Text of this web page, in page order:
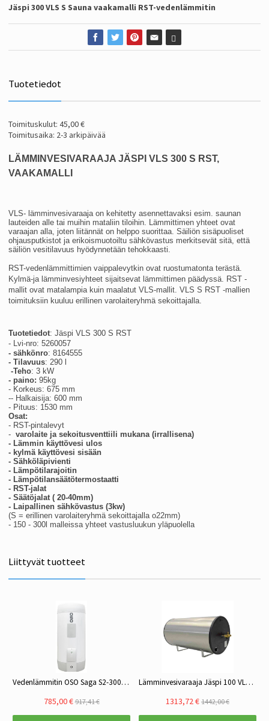
Jäspi 300 VLS S Sauna vaakamalli RST-vedenlämmitin
Tuotetiedot
Toimituskulut: 45,00 €
Toimitusaika: 2-3 arkipäivää
LÄMMINVESIVARAAJA JÄSPI VLS 300 S RST,
VAAKAMALLI
VLS- lämminvesivaraaja on kehitetty asennettavaksi esim. saunan
lauteiden alle tai muihin mataliin tiloihin. Lämmittimen yhteet ovat
varaajan alla, joten liitännät on helppo suorittaa. Säiliön sisäpuoliset
ohjausputkistot ja erikoismuotoiltu sähkövastus merkitsevät sitä, että
säiliön vesitilavuus hyödynnetään tehokkaasti.
RST-vedenlämmittimien vaippalevytkin ovat ruostumatonta terästä.
Kylmä-ja lämminvesiyhteet sijaitsevat lämmittimen päädyssä. RST -
mallit ovat matalampia kuin maalatut VLS-mallit. VLS S RST -mallien
toimituksiin kuuluu erillinen varolaiteryhmä sekoittajalla.
Tuotetiedot: Jäspi VLS 300 S RST
- Lvi-nro: 5260057
- sähkönro: 8164555
- Tilavuus: 290 l
-Teho: 3 kW
- paino: 95kg
- Korkeus: 675 mm
-- Halkaisija: 600 mm
- Pituus: 1530 mm
Osat:
- RST-pintalevyt
- varolaite ja sekoitusventtiili mukana (irrallisena)
- Lämmin käyttövesi ulos
- kylmä käyttövesi sisään
- Sähköläpivienti
- Lämpötilarajoitin
- Lämpötilansäätötermostaatti
- RST-jalat
- Säätöjalat ( 20-40mm)
- Laipallinen sähkövastus (3kw)
(S = erillinen varolaiteryhmä sekoittajalla o22mm)
- 150 - 300l malleissa yhteet vastusluukun yläpuolella
Liittyvät tuotteet
Vedenlämmitin OSO Saga S2-300 3kW, 2x400V 1x230V
785,00 € 917,41 €
Lämminvesivaraaja Jäspi 100 VLS-S RST
1313,72 € 1442,00 €